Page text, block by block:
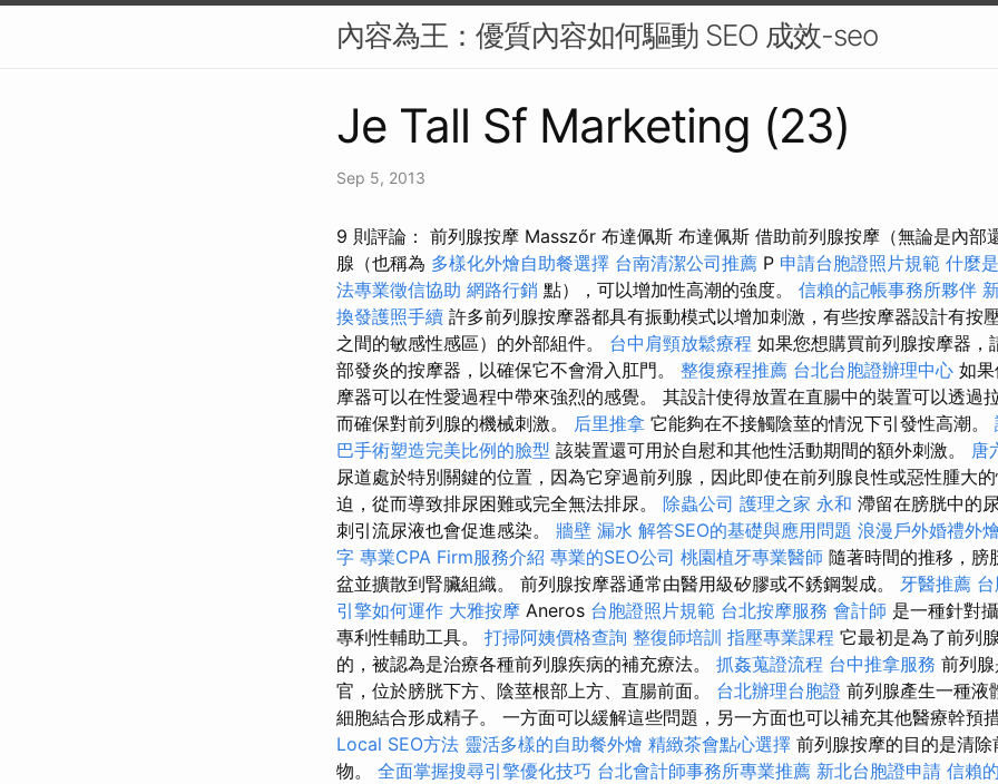
內容為王：優質內容如何驅動 SEO 成效-seo
Je Tall Sf Marketing (23)
Sep 5, 2013
9 則評論： 前列腺按摩 Masszőr 布達佩斯 布達佩斯 借助前列腺按摩（無論是內部
腺（也稱為 多樣化外燴自助餐選擇 台南清潔公司推薦 P 申請台胞證照片規範 什麼
法專業徵信協助 網路行銷 點），可以增加性高潮的強度。 信賴的記帳事務所夥伴
換發護照手續 許多前列腺按摩器都具有振動模式以增加刺激，有些按摩器設計有按
之間的敏感性感區）的外部組件。 台中肩頸放鬆療程 如果您想購買前列腺按摩器，
部發炎的按摩器，以確保它不會滑入肛門。 整復療程推薦 台北台胞證辦理中心 如
摩器可以在性愛過程中帶來強烈的感覺。 其設計使得放置在直腸中的裝置可以透過
而確保對前列腺的機械刺激。 后里推拿 它能夠在不接觸陰莖的情況下引發性高潮。
巴手術塑造完美比例的臉型 該裝置還可用於自慰和其他性活動期間的額外刺激。 唐
尿道處於特別關鍵的位置，因為它穿過前列腺，因此即使在前列腺良性或惡性腫大
迫，從而導致排尿困難或完全無法排尿。 除蟲公司 護理之家 永和 滯留在膀胱中的
刺引流尿液也會促進感染。 牆壁 漏水 解答SEO的基礎與應用問題 浪漫戶外婚禮外
字 專業CPA Firm服務介紹 專業的SEO公司 桃園植牙專業醫師 隨著時間的推移，膀
盆並擴散到腎臟組織。 前列腺按摩器通常由醫用級矽膠或不銹鋼製成。 牙醫推薦
引擎如何運作 大雅按摩 Aneros 台胞證照片規範 台北按摩服務 會計師 是一種針對
專利性輔助工具。 打掃阿姨價格查詢 整復師培訓 指壓專業課程 它最初是為了前列
的，被認為是治療各種前列腺疾病的補充療法。 抓姦蒐證流程 台中推拿服務 前列
官，位於膀胱下方、陰莖根部上方、直腸前面。 台北辦理台胞證 前列腺產生一種液
細胞結合形成精子。 一方面可以緩解這些問題，另一方面也可以補充其他醫療幹預
Local SEO方法 靈活多樣的自助餐外燴 精緻茶會點心選擇 前列腺按摩的目的是清
物。 全面掌握搜尋引擎優化技巧 台北會計師事務所專業推薦 新北台胞證申請 信賴